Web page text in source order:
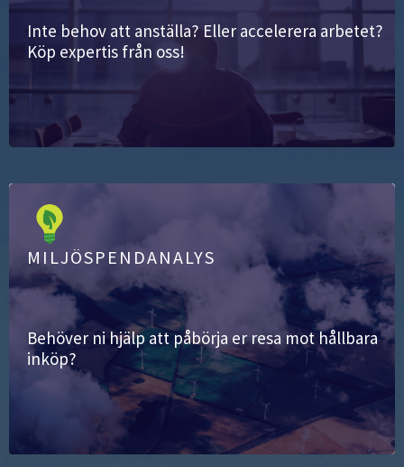
Inte behov att anställa? Eller accelerera arbetet?
Köp expertis från oss!
MILJÖSPENDANALYS
Behöver ni hjälp att påbörja er resa mot hållbara
inköp?